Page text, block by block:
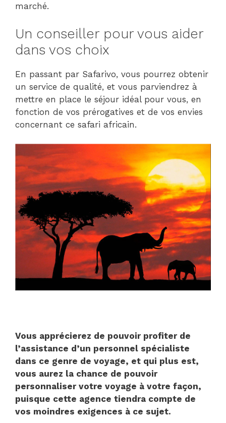
marché.
Un conseiller pour vous aider
dans vos choix
En passant par Safarivo, vous pourrez obtenir
un service de qualité, et vous parviendrez à
mettre en place le séjour idéal pour vous, en
fonction de vos prérogatives et de vos envies
concernant ce safari africain.
Vous apprécierez de pouvoir profiter de
l’assistance d’un personnel spécialiste
dans ce genre de voyage, et qui plus est,
vous aurez la chance de pouvoir
personnaliser votre voyage à votre façon,
puisque cette agence tiendra compte de
vos moindres exigences à ce sujet.